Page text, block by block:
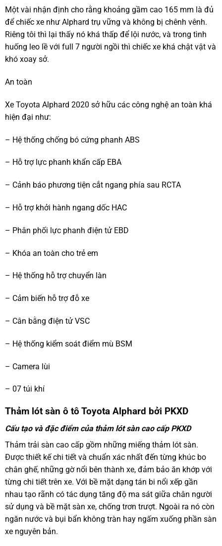
Một vài nhận định cho rằng khoảng gầm cao 165 mm là đủ
để chiếc xe như Alphard trụ vững và không bị chênh vênh.
Riêng tôi thì lại thấy nó khá thấp để lội nước, và trong tình
huống leo lề với full 7 người ngồi thì chiếc xe khá chật vật và
khó xoay sở.
An toàn
Xe Toyota Alphard 2020 sở hữu các công nghệ an toàn khá
hiện đại như:
– Hệ thống chống bó cứng phanh ABS
– Hỗ trợ lực phanh khẩn cấp EBA
– Cảnh báo phương tiện cắt ngang phía sau RCTA
– Hỗ trợ khởi hành ngang dốc HAC
– Phân phối lực phanh điện tử EBD
– Khóa an toàn cho trẻ em
– Hệ thống hỗ trợ chuyển làn
– Cảm biến hỗ trợ đỗ xe
– Cân bằng điện tử VSC
– Hệ thống kiểm soát điểm mù BSM
– Camera lùi
– 07 túi khí
Thảm lót sàn ô tô Toyota Alphard bởi PKXD
Cấu tạo và đặc điểm của thảm lót sàn cao cấp PKXD
Thảm trải sàn cao cấpgồm những miếng thảm lót sàn.
Được thiết kế chi tiết và chuẩn xác nhất đến từng khúc bo
chân ghế, những gờ nổi bên thành xe, đảm bảo ăn khớp với
từng chi tiết trên xe. Với bề mặt dạng tán bi nổi xếp gần
nhau tạo rãnh có tác dụng tăng độ ma sát giữa chân người
sử dụng và bề mặt sàn xe, chống trơn trượt. Ngoài ra nó còn
ngăn nước và bụi bẩn không tràn hay ngấm xuống phần sàn
xe nguyên bản.